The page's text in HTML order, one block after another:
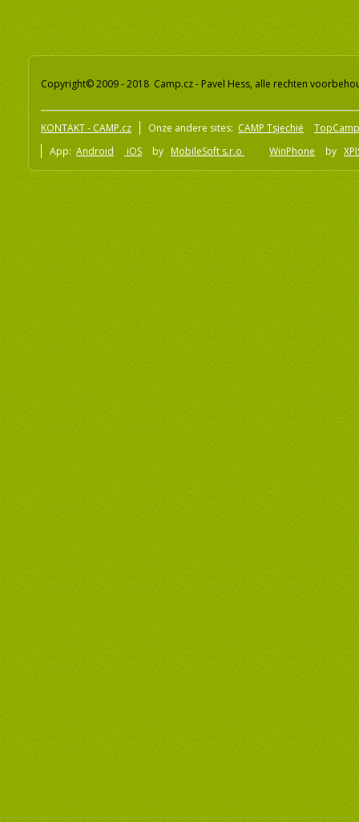
Copyright© 2009 - 2018 Camp.cz - Pavel Hess, alle rechten
KONTAKT - CAMP.cz Onze andere sites: CAMP Tsjechië
App: Android iOS by MobileSoft s.r.o WinPhone by